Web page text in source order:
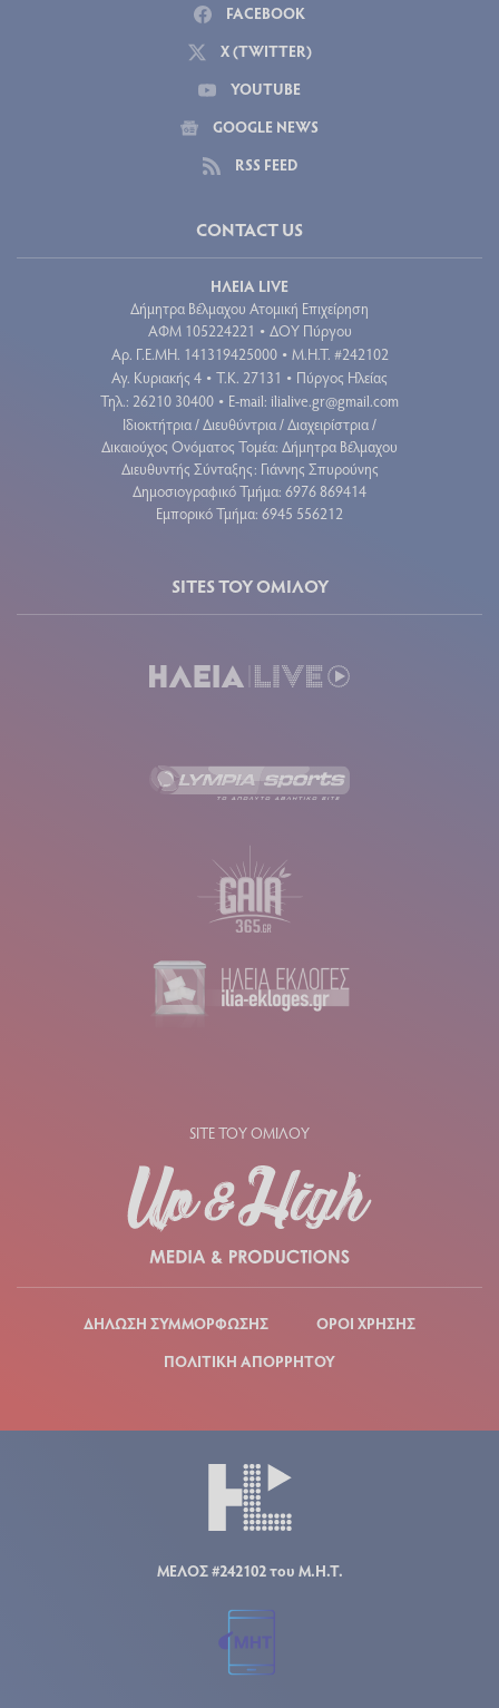
FACEBOOK
X (TWITTER)
YOUTUBE
GOOGLE NEWS
RSS FEED
CONTACT US
ΗΛΕΙΑ LIVE
Δήμητρα Βέλμαχου Ατομική Επιχείρηση
ΑΦΜ 105224221 • ΔΟΥ Πύργου
Aρ. Γ.Ε.ΜΗ. 141319425000 • Μ.Η.Τ. #242102
Αγ. Κυριακής 4 • Τ.Κ. 27131 • Πύργος Ηλείας
Τηλ.: 26210 30400 • E-mail: ilialive.gr@gmail.com
Ιδιοκτήτρια / Διευθύντρια / Διαχειρίστρια /
Δικαιούχος Ονόματος Τομέα: Δήμητρα Βέλμαχου
Διευθυντής Σύνταξης: Γιάννης Σπυρούνης
Δημοσιογραφικό Τμήμα: 6976 869414
Εμπορικό Τμήμα: 6945 556212
SITES ΤΟΥ ΟΜΙΛΟΥ
SITE ΤΟΥ ΟΜΙΛΟΥ
ΔΗΛΩΣΗ ΣΥΜΜΟΡΦΩΣΗΣ
ΟΡΟΙ ΧΡΗΣΗΣ
ΠΟΛΙΤΙΚΗ ΑΠΟΡΡΗΤΟΥ
ΜΕΛΟΣ #242102 του Μ.Η.Τ.